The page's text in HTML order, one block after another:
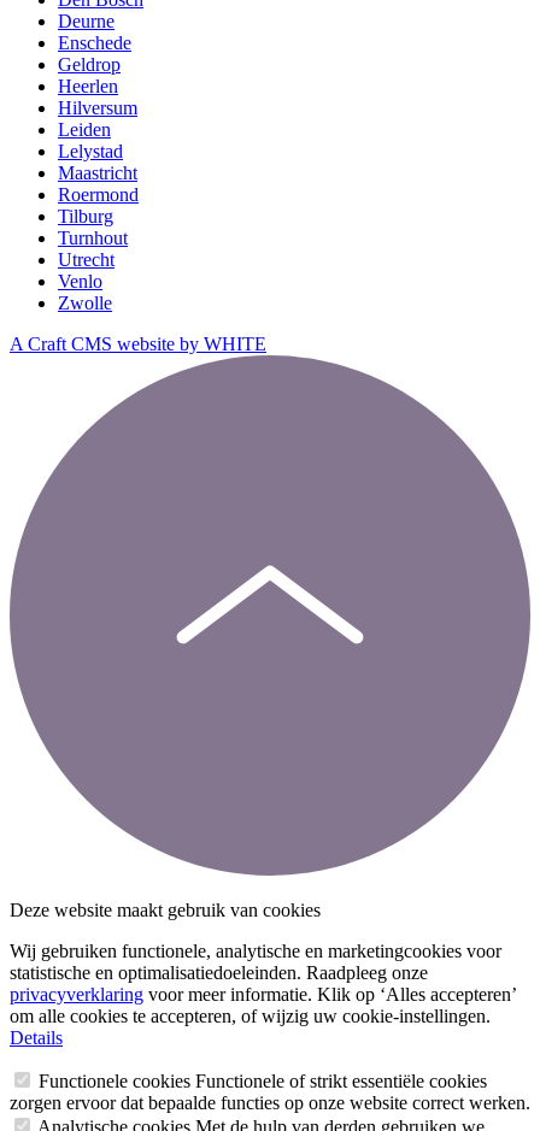
Deurne
Enschede
Geldrop
Heerlen
Hilversum
Leiden
Lelystad
Maastricht
Roermond
Tilburg
Turnhout
Utrecht
Venlo
Zwolle
A Craft CMS website by WHITE
Deze website maakt gebruik van cookies
Wij gebruiken functionele, analytische en marketingcookies voor
statistische en optimalisatiedoeleinden. Raadpleeg onze
privacyverklaring voor meer informatie. Klik op ‘Alles accepteren’
om alle cookies te accepteren, of wijzig uw cookie-instellingen.
Details
Functionele cookies Functionele of strikt essentiële cookies
zorgen ervoor dat bepaalde functies op onze website correct werken.